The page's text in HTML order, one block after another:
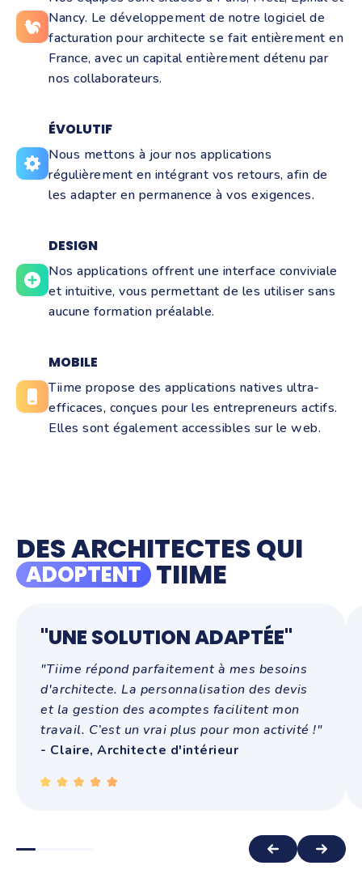
Nancy. Le développement de notre logiciel de
facturation pour architecte se fait entièrement en
France, avec un capital entièrement détenu par
nos collaborateurs.
ÉVOLUTIF
Nous mettons à jour nos applications
régulièrement en intégrant vos retours, afin de
les adapter en permanence à vos exigences.
DESIGN
Nos applications offrent une interface conviviale
et intuitive, vous permettant de les utiliser sans
aucune formation préalable.
MOBILE
Tiime propose des applications natives ultra-
efficaces, conçues pour les entrepreneurs actifs.
Elles sont également accessibles sur le web.
DES ARCHITECTES QUI
ADOPTENT TIIME
"UNE SOLUTION ADAPTÉE"
"Tiime répond parfaitement à mes besoins
d'architecte. La personnalisation des devis
et la gestion des acomptes facilitent mon
travail. C’est un vrai plus pour mon activité !"
- Claire, Architecte d'intérieur